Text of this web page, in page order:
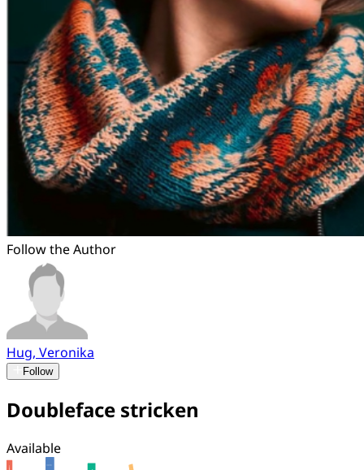
Follow the Author
Hug, Veronika
Follow
Doubleface stricken
Available